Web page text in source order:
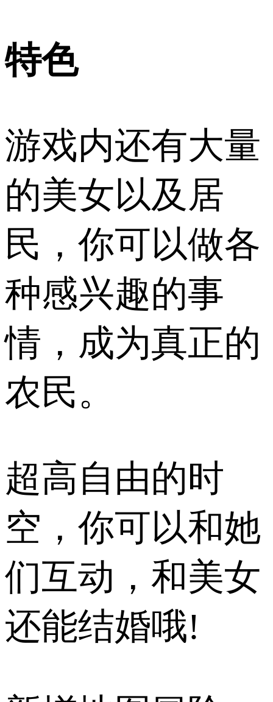
特色
游戏内还有大量
的美女以及居
民，你可以做各
种感兴趣的事
情，成为真正的
农民。
超高自由的时
空，你可以和她
们互动，和美女
还能结婚哦!